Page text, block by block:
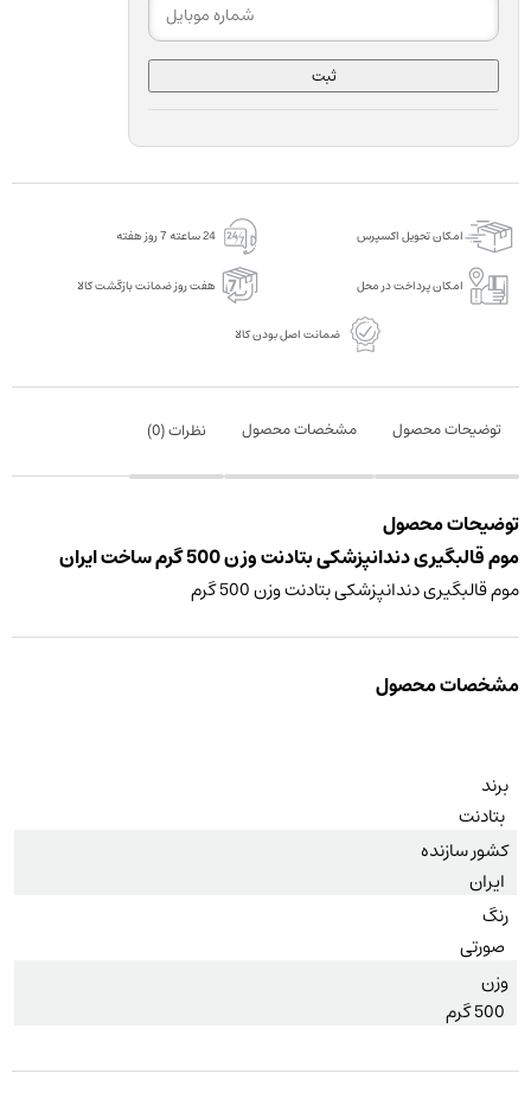
ثبت
امکان تحویل اکسپرس 24 ساعته 7 روز هفته
امکان پرداخت در محل هفت روز ضمانت بازگشت کالا
ضمانت اصل بودن کالا
توضیحات محصول مشخصات محصول نظرات (0
)
توضیحات محصول
موم قالبگیری دندانپزشکی بتادنت وزن 500 گرم ساخت ایران
موم قالبگیری دندانپزشکی بتادنت وزن 500 گرم
مشخصات محصول
برند
بتادنت
کشور سازنده
ایران
رنگ
صورتی
وزن
500 گرم